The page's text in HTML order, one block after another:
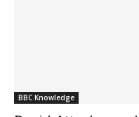
BBC Knowledge